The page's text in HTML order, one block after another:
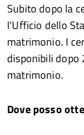
Subito dopo la
l'Ufficio dello
matrimonio. I
disponibili dopo
matrimonio.
Dove posso